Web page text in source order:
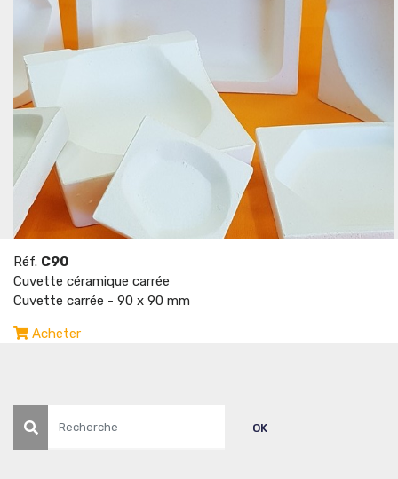
Réf. C90
Cuvette céramique carrée
Cuvette carrée - 90 x 90 mm
Acheter
OK